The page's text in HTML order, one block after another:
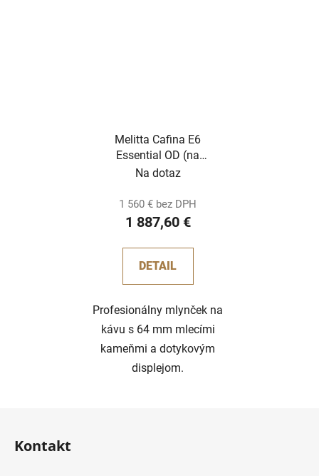
Melitta Cafina E6
Essential OD (na
objednávku)
Na dotaz
1 560 € bez DPH
1 887,60 €
DETAIL
Profesionálny mlynček na
kávu s 64 mm mlecími
kameňmi a dotykovým
displejom.
Kontakt